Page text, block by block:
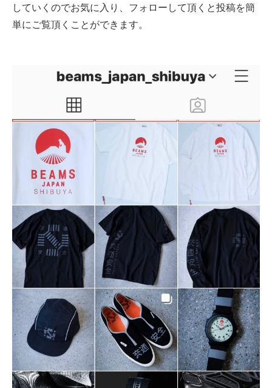
していくのでお気に入り、フォロー して頂くと投稿を簡
単にご覧頂くことができます。